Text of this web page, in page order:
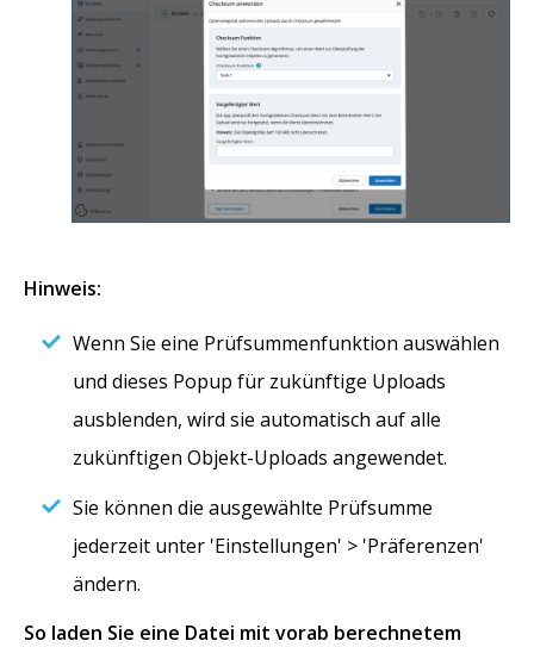
Hinweis:
Wenn Sie eine Prüfsummenfunktion auswählen
und dieses Popup für zukünftige Uploads
ausblenden, wird sie automatisch auf alle
zukünftigen Objekt-Uploads angewendet.
Sie können die ausgewählte Prüfsumme
jederzeit unter 'Einstellungen' > 'Präferenzen'
ändern.
So laden Sie eine Datei mit vorab berechnetem